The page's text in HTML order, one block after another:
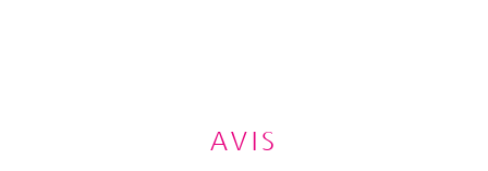
AVIS